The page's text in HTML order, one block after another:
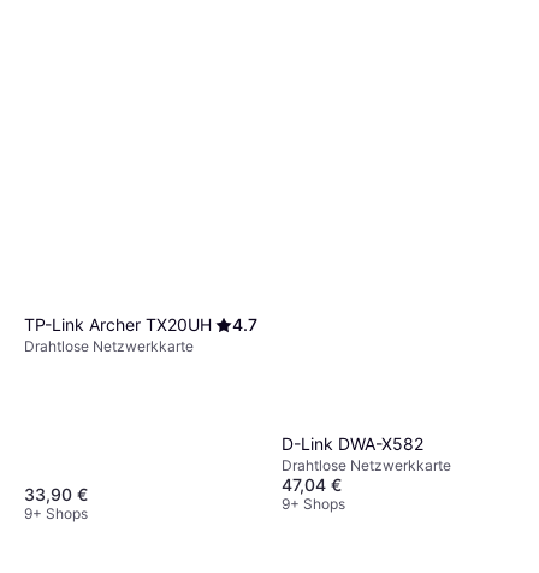
TP-Link Archer TX20UH 4.7
Drahtlose Netzwerkkarte
33,90 €
9+ Shops
D-Link DWA-X582
Drahtlose Netzwerkkarte
47,04 €
9+ Shops